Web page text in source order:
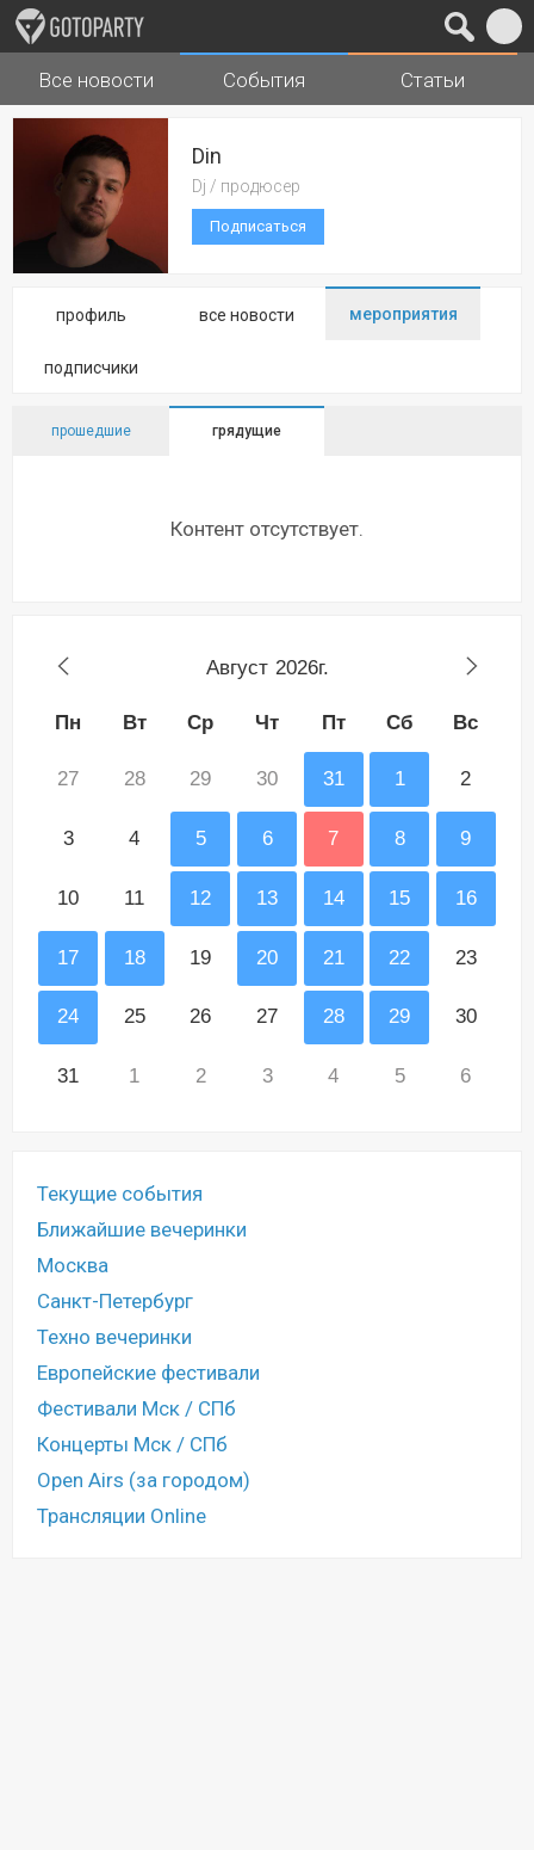
Города Музыка
Все новости События Статьи
Din
Dj / продюсер
Подписаться
профиль все новости мероприятия
подписчики
прошедшие грядущие
Контент отсутствует.
Август 2026г.
Пн Вт Ср Чт Пт Сб Вс
27 28 29 30 31 1 2
3 4 5 6 7 8 9
10 11 12 13 14 15 16
17 18 19 20 21 22 23
24 25 26 27 28 29 30
31 1 2 3 4 5 6
Текущие события
Ближайшие вечеринки
Москва
Санкт-Петербург
Техно вечеринки
Европейские фестивали
Фестивали Мск / СПб
Концерты Мск / СПб
Open Airs (за городом)
Трансляции Online